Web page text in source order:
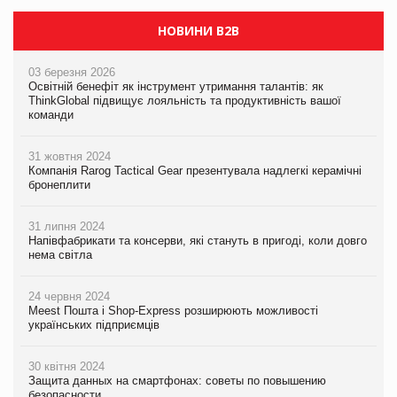
НОВИНИ B2B
03 березня 2026
Освітній бенефіт як інструмент утримання талантів: як
ThinkGlobal підвищує лояльність та продуктивність вашої
команди
31 жовтня 2024
Компанія Rarog Tactical Gear презентувала надлегкі керамічні
бронеплити
31 липня 2024
Напівфабрикати та консерви, які стануть в пригоді, коли довго
нема світла
24 червня 2024
Meest Пошта і Shop-Express розширюють можливості
українських підприємців
30 квітня 2024
Защита данных на смартфонах: советы по повышению